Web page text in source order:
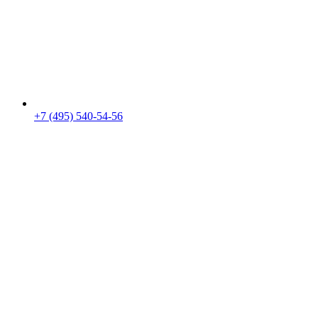
+7 (495) 540-54-56